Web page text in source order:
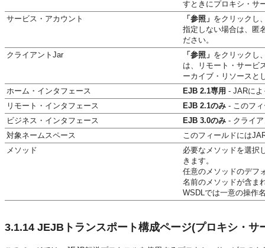
すときにプロキシ・サ
サービス・アカウント
「参照」 をクリックし
指定しない場合は、匿
ださい。
クライアントJar
「参照」 をクリックし
は、リモート・サービ
ーカイブ・リソースと
ホーム・インタフェース
EJB 2.1専用 - JARに
リモート・インタフェース
EJB 2.1のみ - このフ
ビジネス・インタフェース
EJB 3.0のみ - クライ
対象ネームスペース
このフィールドには
メソッド
必要なメソッドを選択
きます。
任意のメソッドのデフ
名前のメソッドが含ま
WSDLでは一意の操作
3.1.14 JEJBトランスポート構成ページ(プロキシ・サ